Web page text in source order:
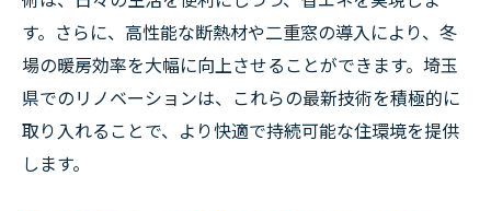
す。さらに、高性能な断熱材や二重窓の導入により、冬
場の暖房効率を大幅に向上させることができます。埼玉
県でのリノベーションは、これらの最新技術を積極的に
取り入れることで、より快適で持続可能な住環境を提供
します。